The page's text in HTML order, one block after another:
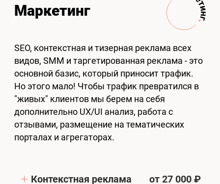
Маркетинг
SEO, контекстная и тизерная реклама всех
видов, SMM и таргетированная реклама - это
основной базис, который приносит трафик.
Но этого мало! Чтобы трафик превратился в
"живых" клиентов мы берем на себя
дополнительно UX/UI анализ, работа с
отзывами, размещение на тематических
порталах и агрегаторах.
Контекстная реклама от 27 000 ₽